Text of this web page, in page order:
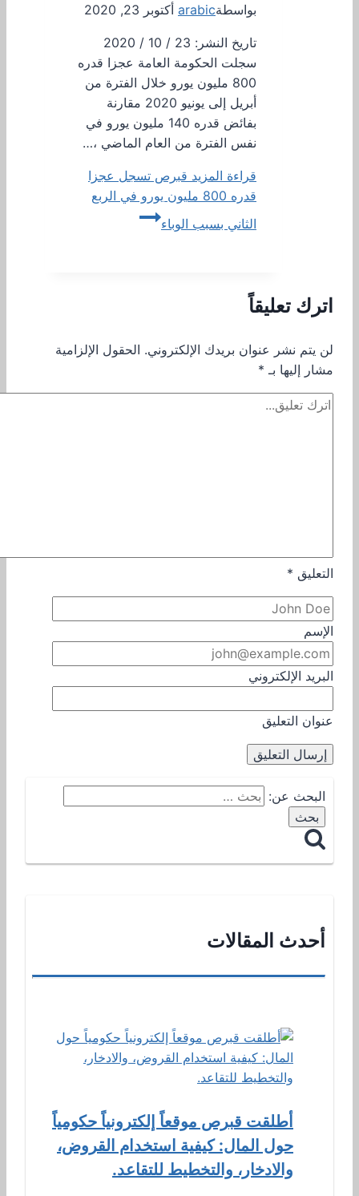
بواسطةarabic أكتوبر 23, 2020
تاريخ النشر: 23 / 10 / 2020
سجلت الحكومة العامة عجزا قدره
800 مليون يورو خلال الفترة من
أبريل إلى يونيو 2020 مقارنة
بفائض قدره 140 مليون يورو في
نفس الفترة من العام الماضي ،…
قراءة المزيد قبرص تسجل عجزا
قدره 800 مليون يورو في الربع
الثاني بسبب الوباء
اترك تعليقاً
لن يتم نشر عنوان بريدك الإلكتروني. الحقول الإلزامية
مشار إليها بـ *
التعليق *
الإسم
البريد الإلكتروني
عنوان التعليق
البحث عن:
أحدث المقالات
أطلقت قبرص موقعاً إلكترونياً حكومياً
حول المال: كيفية استخدام القروض،
والادخار، والتخطيط للتقاعد.